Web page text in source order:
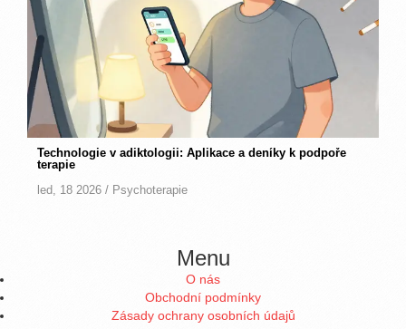
Technologie v adiktologii: Aplikace a deníky k podpoře
terapie
led, 18 2026 / Psychoterapie
Menu
O nás
Obchodní podmínky
Zásady ochrany osobních údajů